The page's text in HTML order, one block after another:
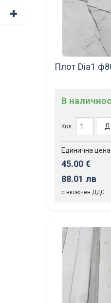
Плот Dia1
В
Кол.:
Единична цена:
45.00 €
88.01 лв
с включен ДДС